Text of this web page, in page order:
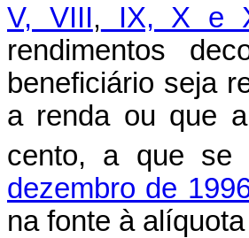
V, VIII, IX, X e
rendimentos
beneficiário seja
a renda ou que
cento, a que se
dezembro de
na fonte à